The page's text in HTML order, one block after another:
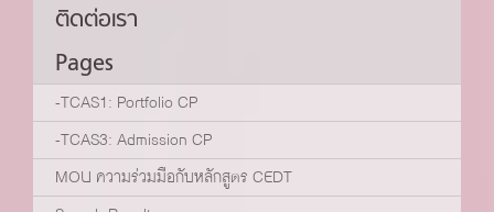
ติดต่อเรา
Pages
-TCAS1: Portfolio CP
-TCAS3: Admission CP
MOU ความร่วมมือกับหลักสูตร CEDT